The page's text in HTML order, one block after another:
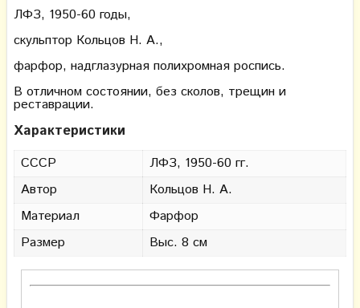
ЛФЗ, 1950-60 годы,
скульптор Кольцов Н. А.,
фарфор, надглазурная полихромная роспись.
В отличном состоянии, без сколов, трещин и
реставрации.
Характеристики
СССР
ЛФЗ, 1950-60 гг.
Автор
Кольцов Н. А.
Материал
Фарфор
Размер
Выс. 8 см